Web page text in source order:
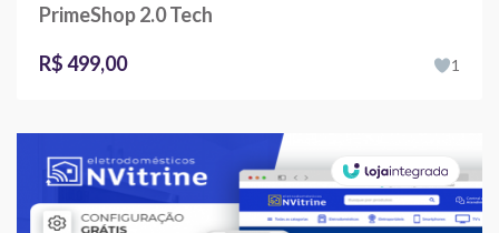
PrimeShop 2.0 Tech
R$ 499,00
1